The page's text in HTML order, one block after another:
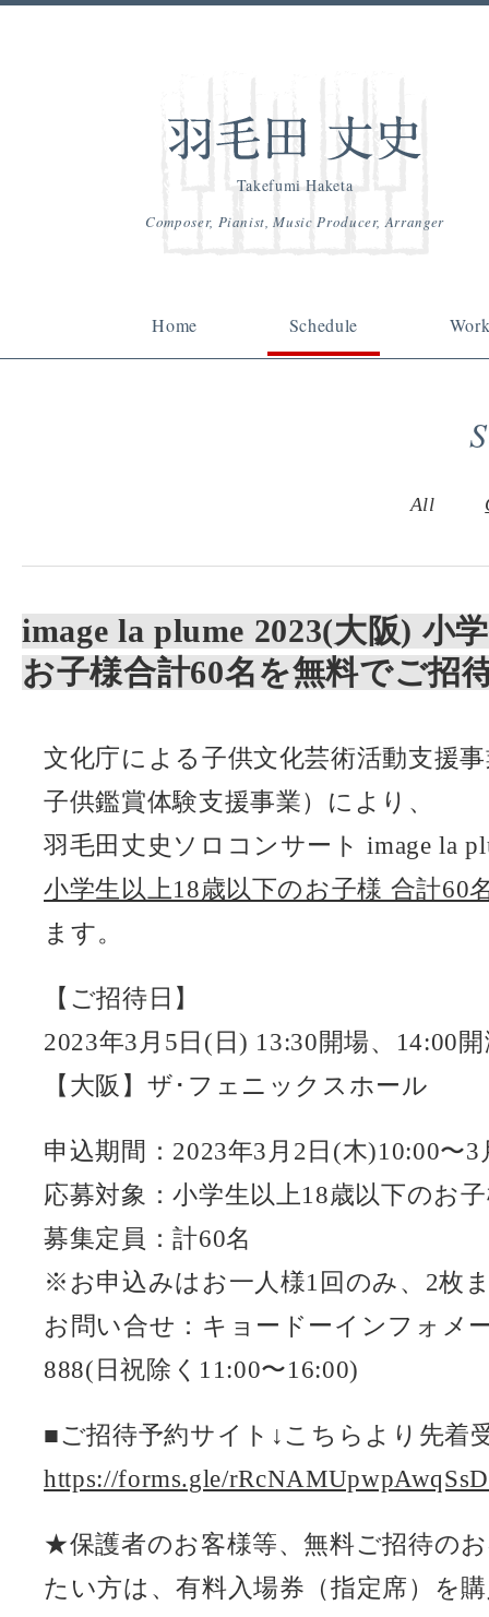
Takefumi Haketa
Composer, Pianist, Music Producer, Arranger
Home Schedule
All
image la plume 2023(大阪) 小
お子様合計60名を無料でご招
文化庁による子供文化芸術活動支援
子供鑑賞体験支援事業）により、
羽毛田丈史ソロコンサート image la
小学生以上18歳以下のお子様 合計60
ます。
【ご招待日】
2023年3月5日(日) 13:30開場、14:00
【大阪】ザ･フェニックスホール
申込期間：2023年3月2日(木)10:00〜
応募対象：小学生以上18歳以下のお
募集定員：計60名
※お申込みはお一人様1回のみ、2枚
お問い合せ：キョードーインフォメ
888(日祝除く11:00〜16:00)
■ご招待予約サイト↓こちらより先着
https://forms.gle/
★保護者のお客様等、無料ご招待の
たい方は、有料入場券（指定席）を